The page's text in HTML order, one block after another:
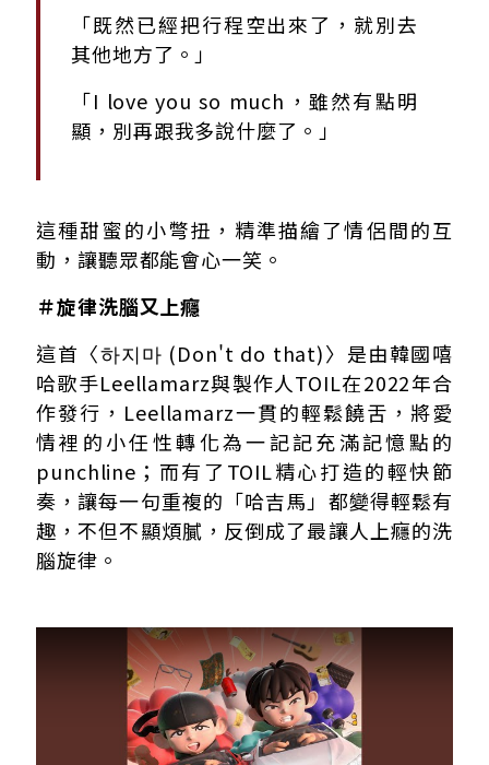
「既然已經把行程空出來了，就別去
其他地方了。」
「I love you so much，雖然有點明
顯，別再跟我多說什麼了。」
這種甜蜜的小彆扭，精準描繪了情侶間的互
動，讓聽眾都能會心一笑。
＃旋律洗腦又上癮
這首〈하지마 (Don't do that)〉是由韓國嘻
哈歌手Leellamarz與製作人TOIL在2022年合
作發行，Leellamarz一貫的輕鬆饒舌，將愛
情裡的小任性轉化為一記記充滿記憶點的
punchline；而有了TOIL精心打造的輕快節
奏，讓每一句重複的「哈吉馬」都變得輕鬆有
趣，不但不顯煩膩，反倒成了最讓人上癮的洗
腦旋律。